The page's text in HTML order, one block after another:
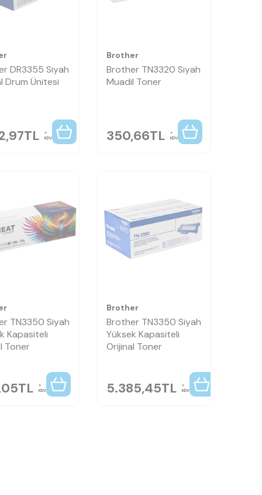
DR3355 Siyah
Drum Ünitesi
TL KDV
Brother
Brother TN3320 Siyah
Muadil Toner
350,66TL KDV
TN3350 Siyah
Kapasiteli
Toner
TL KDV
Brother
Brother TN3350 Siyah
Yüksek Kapasiteli
Orijinal Toner
5.385,45TL KDV